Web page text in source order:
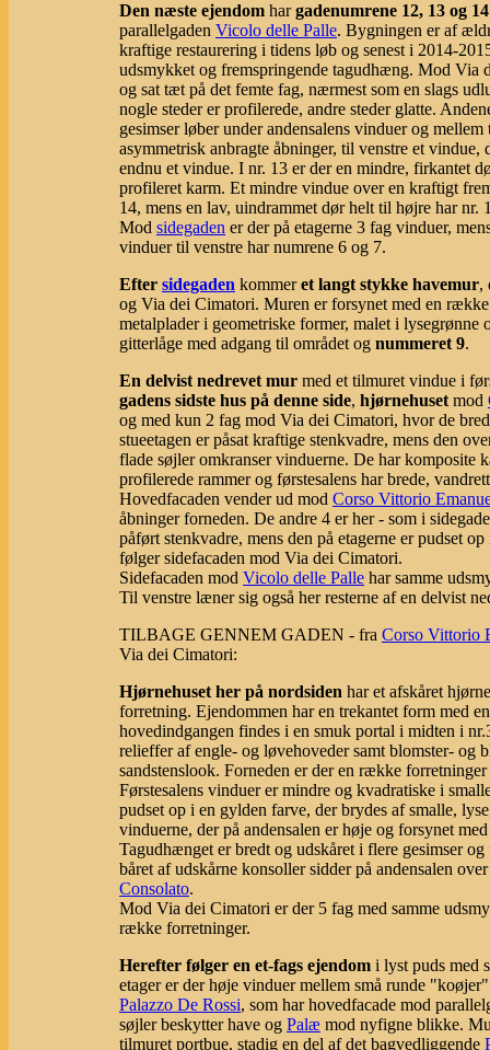
Den næste ejendom hargadenumrene 12, 13 og 14
parallelgaden Vicolo delle Palle. Bygningen er af
kraftige restaurering i tidens løb og senest i 2014-
udsmykket og fremspringende tagudhæng. Mod Via
og sat tæt på det femte fag, nærmest som en slags
nogle steder er profilerede, andre steder glatte.
gesimser løber under andensalens vinduer og
asymmetrisk anbragte åbninger, til venstre et
endnu et vindue. I nr. 13 er der en mindre, firkantet
profileret karm. Et mindre vindue over en kraftigt
14, mens en lav, uindrammet dør helt til højre har nr.
Mod sidegaden er der på etagerne 3 fag vinduer,
vinduer til venstre har numrene 6 og 7.
Efter sidegaden kommeret langt stykke havemur,
og Via dei Cimatori. Muren er forsynet med en
metalplader i geometriske former, malet i lysegrønne
gitterlåge med adgang til området og nummeret 9.
En delvist nedrevet mur med et tilmuret vindue i
gadens sidste hus på denne side, hjørnehuset mod
og med kun 2 fag mod Via dei Cimatori, hvor de
stueetagen er påsat kraftige stenkvadre, mens den
flade søjler omkranser vinduerne. De har
profilerede rammer og førstesalens har brede,
Hovedfacaden vender ud mod Corso Vittorio
åbninger forneden. De andre 4 er her - som i
påført stenkvadre, mens den på etagerne er pudset
følger sidefacaden mod Via dei Cimatori.
Sidefacaden mod Vicolo delle Palle har samme
Til venstre læner sig også her resterne af en delvist
TILBAGE GENNEM GADEN - fra Corso Vittorio
Via dei Cimatori:
Hjørnehuset her på nordsiden har et afskåret
forretning. Ejendommen har en trekantet form med
hovedindgangen findes i en smuk portal i midten i
relieffer af engle- og løvehoveder samt blomster- og
sandstenslook. Forneden er der en række
Førstesalens vinduer er mindre og kvadratiske i
pudset op i en gylden farve, der brydes af smalle,
vinduerne, der på andensalen er høje og forsynet
Tagudhænget er bredt og udskåret i flere gesimser
båret af udskårne konsoller sidder på andensalen
Consolato.
Mod Via dei Cimatori er der 5 fag med samme
række forretninger.
Herefter følger en et-fags ejendom i lyst puds med
etager er der høje vinduer mellem små runde
Palazzo De Rossi, som har hovedfacade mod
søjler beskytter have og Palæ mod nyfigne blikke.
tilmuret portbue, stadig en del af det bagvedliggende